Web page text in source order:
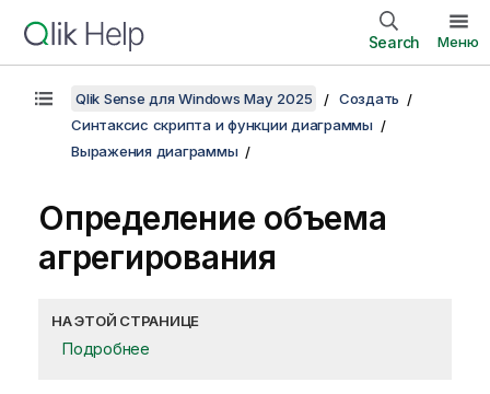
Search Меню
Qlik Sense для Windows May 2025
Создать
Синтаксис скрипта и функции диаграммы
Выражения диаграммы
Определение объема
агрегирования
НА ЭТОЙ СТРАНИЦЕ
Подробнее